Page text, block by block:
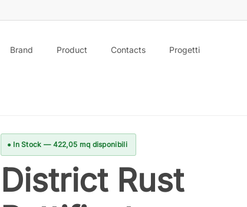
Brand Product Contacts Progetti
● In Stock — 422,05 mq disponibili
District Rust